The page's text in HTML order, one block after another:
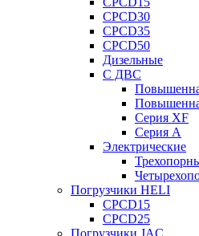
CPCD30
CPCD35
CPCD50
Дизельные
С ДВС
Серия XF
Серия А
Электрические
Погрузчики HELI
CPCD15
CPCD25
Погрузчики JAC